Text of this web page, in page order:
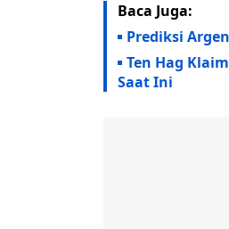
Baca Juga:
Prediksi
Ten Hag
Saat Ini